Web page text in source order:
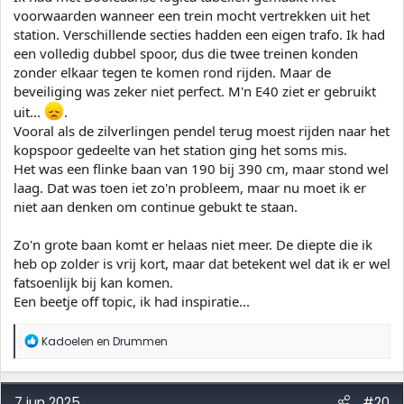
forumleden ook hun visie hierop geven.
voorwaarden wanneer een trein mocht vertrekken uit het
station. Verschillende secties hadden een eigen trafo. Ik had
een volledig dubbel spoor, dus die twee treinen konden
zonder elkaar tegen te komen rond rijden. Maar de
beveiliging was zeker niet perfect. M'n E40 ziet er gebruikt
uit...
.
Vooral als de zilverlingen pendel terug moest rijden naar het
kopspoor gedeelte van het station ging het soms mis.
Het was een flinke baan van 190 bij 390 cm, maar stond wel
laag. Dat was toen iet zo'n probleem, maar nu moet ik er
niet aan denken om continue gebukt te staan.
Zo'n grote baan komt er helaas niet meer. De diepte die ik
heb op zolder is vrij kort, maar dat betekent wel dat ik er wel
fatsoenlijk bij kan komen.
Een beetje off topic, ik had inspiratie...
W
a
r
d
Kadoelen en Drummen